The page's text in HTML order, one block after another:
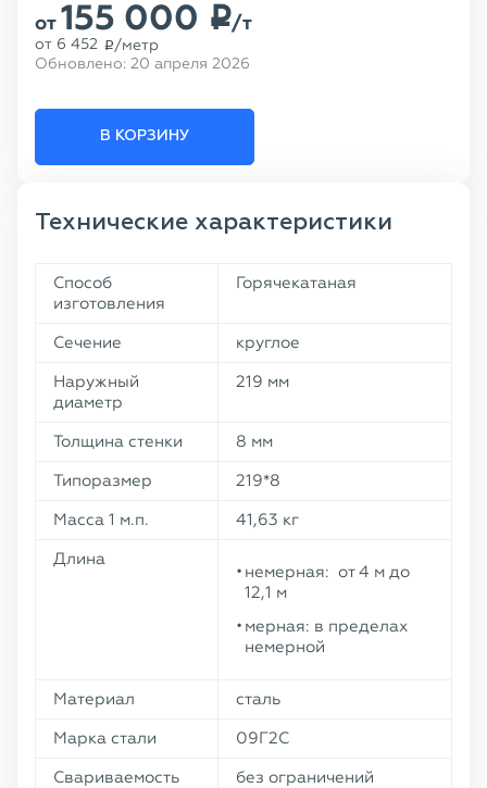
от155 000 p/т
от 6 452 p /метр
Обновлено: 20 апреля 2026
В КОРЗИНУ
Технические характеристики
Способ
изготовления
Горячекатаная
Сечение
круглое
Наружный
диаметр
219 мм
Толщина стенки
8 мм
Типоразмер
219*8
Масса 1 м.п.
41,63 кг
Длина
немерная: от 4 м до
12,1 м
мерная: в пределах
немерной
Материал
сталь
Марка стали
09Г2С
Свариваемость
без ограничений